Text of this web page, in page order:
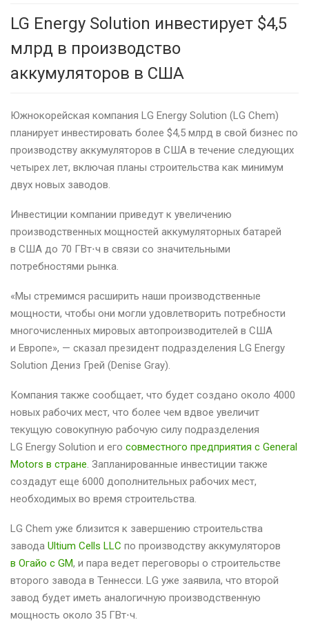
LG Energy Solution инвестирует $4,5
млрд в производство
аккумуляторов в США
Южнокорейская компания LG Energy Solution (LG Chem)
планирует инвестировать более $4,5 млрд в свой бизнес по
производству аккумуляторов в США в течение следующих
четырех лет, включая планы строительства как минимум
двух новых заводов.
Инвестиции компании приведут к увеличению
производственных мощностей аккумуляторных батарей
в США до 70 ГВт⋅ч в связи со значительными
потребностями рынка.
«Мы стремимся расширить наши производственные
мощности, чтобы они могли удовлетворить потребности
многочисленных мировых автопроизводителей в США
и Европе», — сказал президент подразделения LG Energy
Solution Дениз Грей (Denise Gray).
Компания также сообщает, что будет создано около 4000
новых рабочих мест, что более чем вдвое увеличит
текущую совокупную рабочую силу подразделения
LG Energy Solution и его совместного предприятия с General
Motors в стране. Запланированные инвестиции также
создадут еще 6000 дополнительных рабочих мест,
необходимых во время строительства.
LG Chem уже близится к завершению строительства
завода Ultium Cells LLC по производству аккумуляторов
в Огайо с GM, и пара ведет переговоры о строительстве
второго завода в Теннесси. LG уже заявила, что второй
завод будет иметь аналогичную производственную
мощность около 35 ГВт⋅ч.